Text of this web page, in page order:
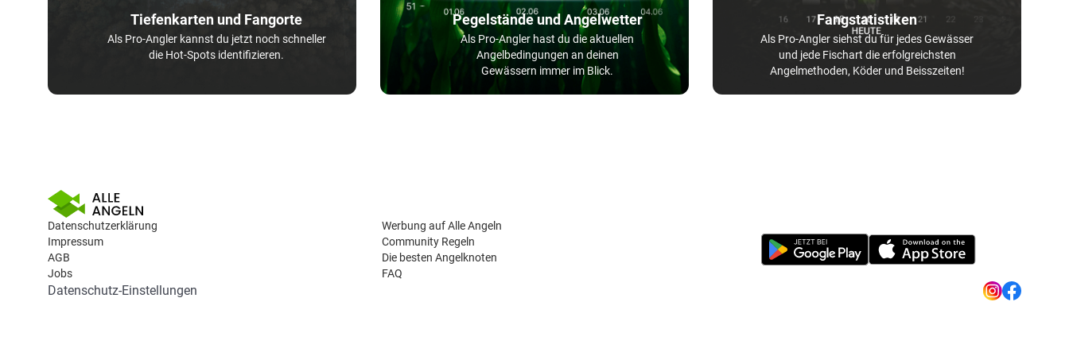
Tiefenkarten und Fangorte
Als Pro-Angler kannst du jetzt noch schneller
die Hot-Spots identifizieren.
Pegelstände und Angelwetter
Als Pro-Angler hast du die aktuellen
Angelbedingungen an deinen
Gewässern immer im Blick.
Fangstatistiken
Als Pro-Angler siehst du für jedes Gewässer
und jede Fischart die erfolgreichsten
Angelmethoden, Köder und Beisszeiten!
Datenschutzerklärung
Impressum
AGB
Jobs
Werbung auf Alle Angeln
Community Regeln
Die besten Angelknoten
FAQ
Datenschutz-Einstellungen